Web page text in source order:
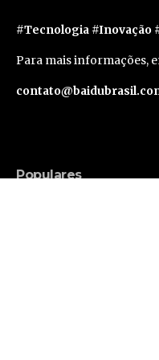
#Tecnologia #Inovação
Para mais informações,
Populares